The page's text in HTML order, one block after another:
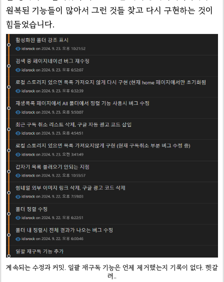
원복된 기능들이 많아서 그런 것들 찾고 다시 구현하는 것이
힘들었습니다.
계속되는 수정과 커밋. 일괄 재구독 기능은 언제 제거했는지 기록이 없다. 헷갈
려..